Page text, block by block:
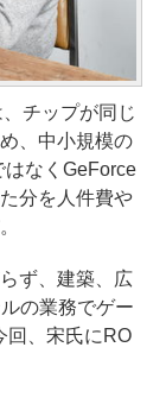
チップが同じ
、中小規模の
はなくGeForce
分を人件費や
ず、建築、広
の業務でゲー
回、宋氏にRO